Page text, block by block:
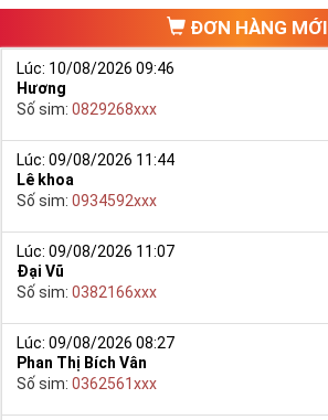
ĐƠN HÀNG MỚI
Lúc: 10/08/2026 09:46
Hương
Số sim: 0829268xxx
Lúc: 09/08/2026 11:44
Lê khoa
Số sim: 0934592xxx
Lúc: 09/08/2026 11:07
Đại Vũ
Số sim: 0382166xxx
Lúc: 09/08/2026 08:27
Phan Thị Bích Vân
Số sim: 0362561xxx